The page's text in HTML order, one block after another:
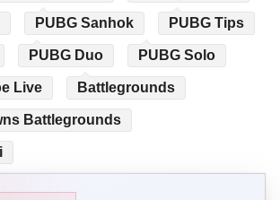
PUBG Sanhok PUBG Tips
PUBG Duo PUBG Solo
Live Battlegrounds
Battlegrounds